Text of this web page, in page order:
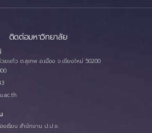
ติดต่อมหาวิทยาลัย
ยแก้ว ต.สุเทพ อ.เมือง จ.เชียงใหม่ 50200
งเรียน สำนักงาน ป.ป.ช.